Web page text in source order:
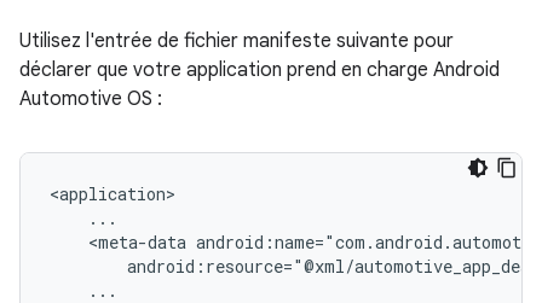
Utilisez l'entrée de fichier manifeste suivante pour
déclarer que votre application prend en charge Android
Automotive OS :
<meta-data
...